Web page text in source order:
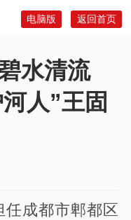
返回首页
电脑版
水清流
人”王固
任成都市郫都区